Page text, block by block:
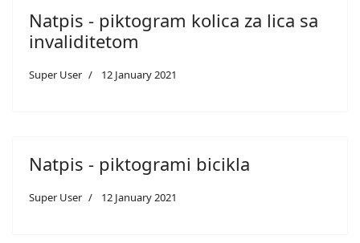
Natpis - piktogram kolica za lica sa
invaliditetom
Super User 12 January 2021
Natpis - piktogrami bicikla
Super User 12 January 2021